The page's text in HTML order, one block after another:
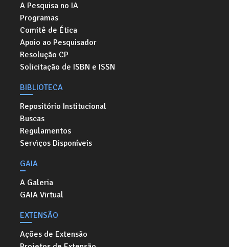
A Pesquisa no IA
Programas
Comitê de Ética
Apoio ao Pesquisador
Resolução CP
Solicitação de ISBN e ISSN
BIBLIOTECA
Repositório Institucional
Buscas
Regulamentos
Serviços Disponíveis
GAIA
A Galeria
GAIA Virtual
EXTENSÃO
Ações de Extensão